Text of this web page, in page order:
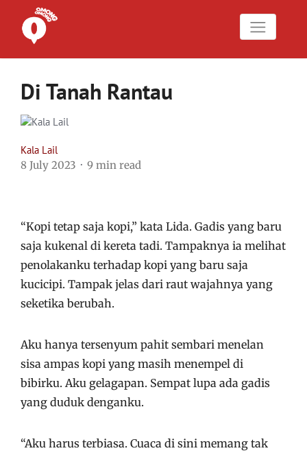
Di Tanah Rantau
Kala Lail
8 July 2023
9 min read
“Kopi tetap saja kopi,” kata Lida. Gadis yang baru
saja kukenal di kereta tadi. Tampaknya ia melihat
penolakanku terhadap kopi yang baru saja
kucicipi. Tampak jelas dari raut wajahnya yang
seketika berubah.
Aku hanya tersenyum pahit sembari menelan
sisa ampas kopi yang masih menempel di
bibirku. Aku gelagapan. Sempat lupa ada gadis
yang duduk denganku.
“Aku harus terbiasa. Cuaca di sini memang tak